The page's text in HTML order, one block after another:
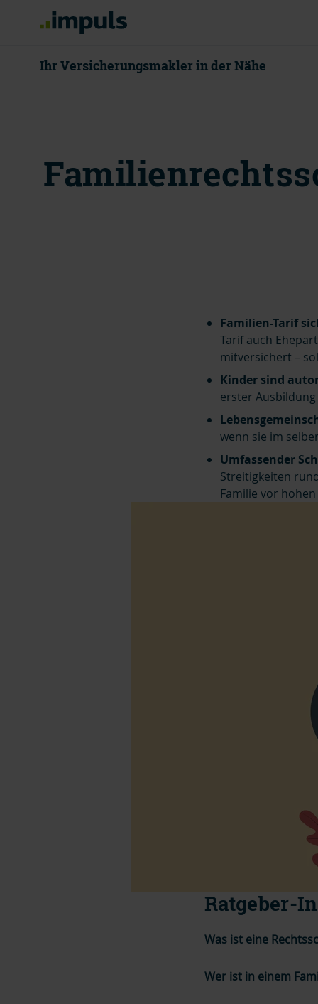
Ihr Versicherungsmakler in der Nähe
Mo - Do 8 -
Beratung
Familien-Tarif
Tarif auch
mitversichert –
Kinder sind
erster
wenn sie im
Umfassender
Streitigkeiten
Familie vor
Ratgeber-
Was ist eine
Wer ist in einem